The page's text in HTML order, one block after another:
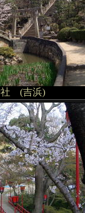
社 (吉浜)